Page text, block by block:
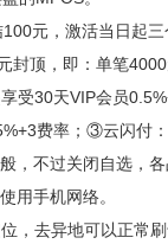
元，激活当日起
封顶，即：单笔
享受30天VIP会员
费率；③云闪付
，不过关闭自选，
用手机网络。
，去异地可以正常刷